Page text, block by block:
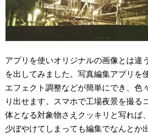
アプリを使いオリジナルの画像とは違
を出してみました。写真編集アプリを
エフェクト調整などが簡単にでき、色
り出せます。スマホで工場夜景を撮る
体となる対象物さえクッキリと写れば
少ぼやけてしまっても編集でなんとか